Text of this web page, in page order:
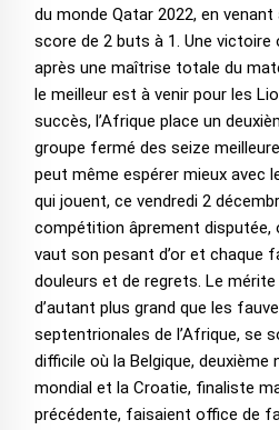
du monde Qatar 2022, en
score de 2 buts à 1. Une victoire
après une maîtrise totale du
le meilleur est à venir pour les
succès, l’Afrique place un
groupe fermé des seize
peut même espérer mieux avec
qui jouent, ce vendredi 2
compétition âprement disputée,
vaut son pesant d’or et chaque
douleurs et de regrets. Le
d’autant plus grand que les
septentrionales de l’Afrique, se
difficile où la Belgique,
mondial et la Croatie, finaliste
précédente, faisaient office de